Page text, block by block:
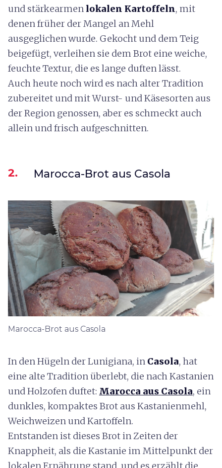
und stärkearmenlokalen Kartoffeln, mit
denen früher der Mangel an Mehl
ausgeglichen wurde. Gekocht und dem Teig
beigefügt, verleihen sie dem Brot eine weiche,
feuchte Textur, die es lange duften lässt.
Auch heute noch wird es nach alter Tradition
zubereitet und mit Wurst- und Käsesorten aus
der Region genossen, aber es schmeckt auch
allein und frisch aufgeschnitten.
2. Marocca-Brot aus Casola
Marocca-Brot aus Casola
In den Hügeln der Lunigiana, in Casola, hat
eine alte Tradition überlebt, die nach Kastanien
und Holzofen duftet: Marocca aus Casola, ein
dunkles, kompaktes Brot aus Kastanienmehl,
Weichweizen und Kartoffeln.
Entstanden ist dieses Brot in Zeiten der
Knappheit, als die Kastanie im Mittelpunkt der